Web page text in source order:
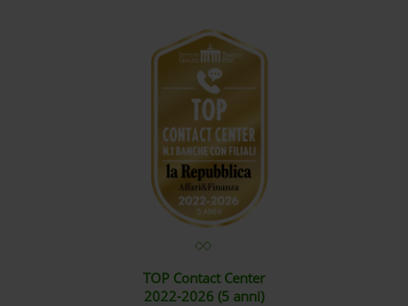
TOP Contact Center
2022-2026 (5 anni)